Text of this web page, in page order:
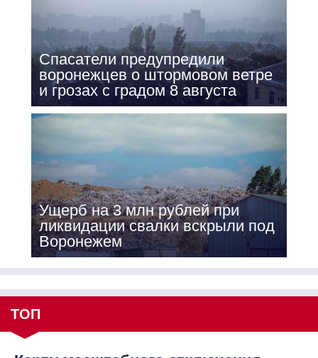
Спасатели предупредили
воронежцев о штормовом ветре
и грозах с градом 8 августа
Ущерб на 3 млн рублей при
ликвидации свалки вскрыли под
Воронежем
ТОП